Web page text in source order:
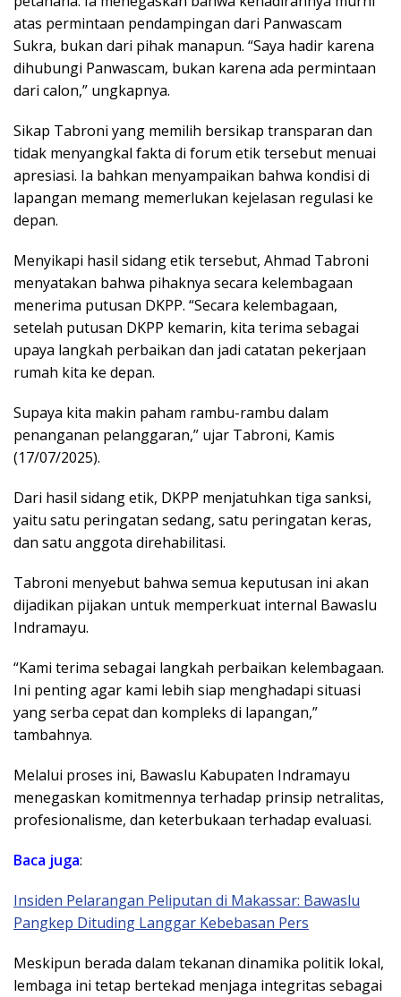
atas permintaan pendampingan dari Panwascam
Sukra, bukan dari pihak manapun. “Saya hadir karena
dihubungi Panwascam, bukan karena ada permintaan
dari calon,” ungkapnya.
Sikap Tabroni yang memilih bersikap transparan dan
tidak menyangkal fakta di forum etik tersebut menuai
apresiasi. Ia bahkan menyampaikan bahwa kondisi di
lapangan memang memerlukan kejelasan regulasi ke
depan.
Menyikapi hasil sidang etik tersebut, Ahmad Tabroni
menyatakan bahwa pihaknya secara kelembagaan
menerima putusan DKPP. “Secara kelembagaan,
setelah putusan DKPP kemarin, kita terima sebagai
upaya langkah perbaikan dan jadi catatan pekerjaan
rumah kita ke depan.
Supaya kita makin paham rambu-rambu dalam
penanganan pelanggaran,” ujar Tabroni, Kamis
(17/07/2025).
Dari hasil sidang etik, DKPP menjatuhkan tiga sanksi,
yaitu satu peringatan sedang, satu peringatan keras,
dan satu anggota direhabilitasi.
Tabroni menyebut bahwa semua keputusan ini akan
dijadikan pijakan untuk memperkuat internal Bawaslu
Indramayu.
“Kami terima sebagai langkah perbaikan kelembagaan.
Ini penting agar kami lebih siap menghadapi situasi
yang serba cepat dan kompleks di lapangan,”
tambahnya.
Melalui proses ini, Bawaslu Kabupaten Indramayu
menegaskan komitmennya terhadap prinsip netralitas,
profesionalisme, dan keterbukaan terhadap evaluasi.
Baca juga:
Insiden Pelarangan Peliputan di Makassar: Bawaslu
Pangkep Dituding Langgar Kebebasan Pers
Meskipun berada dalam tekanan dinamika politik lokal,
lembaga ini tetap bertekad menjaga integritas sebagai